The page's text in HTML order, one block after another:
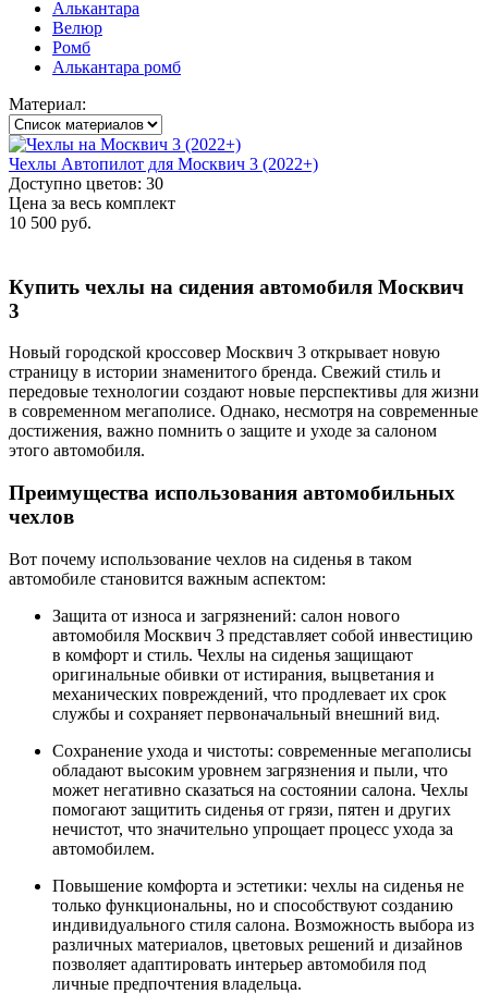
Алькантара
Велюр
Ромб
Алькантара ромб
Материал:
Чехлы Автопилот для Москвич 3 (2022+)
Доступно цветов: 30
Цена за весь комплект
10 500 руб.
Купить чехлы на сидения автомобиля Москвич
3
Новый городской кроссовер Москвич 3 открывает новую
страницу в истории знаменитого бренда. Свежий стиль и
передовые технологии создают новые перспективы для жизни
в современном мегаполисе. Однако, несмотря на современные
достижения, важно помнить о защите и уходе за салоном
этого автомобиля.
Преимущества использования автомобильных
чехлов
Вот почему использование чехлов на сиденья в таком
автомобиле становится важным аспектом:
Защита от износа и загрязнений: cалон нового
автомобиля Москвич 3 представляет собой инвестицию
в комфорт и стиль. Чехлы на сиденья защищают
оригинальные обивки от истирания, выцветания и
механических повреждений, что продлевает их срок
службы и сохраняет первоначальный внешний вид.
Сохранение ухода и чистоты: cовременные мегаполисы
обладают высоким уровнем загрязнения и пыли, что
может негативно сказаться на состоянии салона. Чехлы
помогают защитить сиденья от грязи, пятен и других
нечистот, что значительно упрощает процесс ухода за
автомобилем.
Повышение комфорта и эстетики: чехлы на сиденья не
только функциональны, но и способствуют созданию
индивидуального стиля салона. Возможность выбора из
различных материалов, цветовых решений и дизайнов
позволяет адаптировать интерьер автомобиля под
личные предпочтения владельца.